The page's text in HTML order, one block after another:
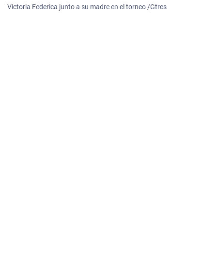
Victoria Federica junto a su madre en el torneo /Gtres